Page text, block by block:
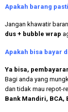
Apakah barang
Jangan khawatir
dus + bubble wrap
Apakah bisa bayar
Ya bisa,
Bagi anda yang
dan tidak mau repot-
Bank Mandiri, BCA,